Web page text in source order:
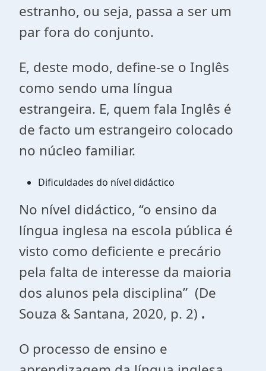
estranho, ou seja, passa a ser um
par fora do conjunto.
E, deste modo, define-se o Inglês
como sendo uma língua
estrangeira. E, quem fala Inglês é
de facto um estrangeiro colocado
no núcleo familiar.
Dificuldades do nível didáctico
No nível didáctico, “o ensino da
língua inglesa na escola pública é
visto como deficiente e precário
pela falta de interesse da maioria
dos alunos pela disciplina” (De
Souza & Santana, 2020, p. 2) .
O processo de ensino e